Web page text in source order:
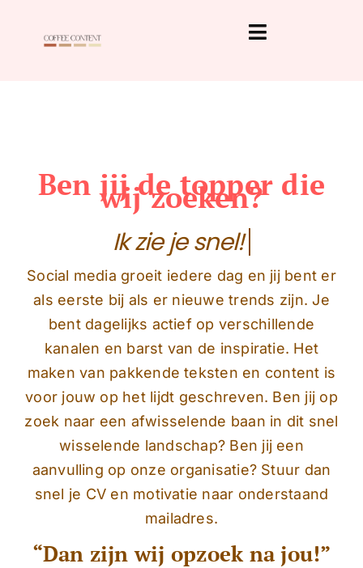
Toggle
Ben jij de topper die
wij zoeken?
Social media groeit iedere dag en jij bent er
als eerste bij als er nieuwe trends zijn. Je
bent dagelijks actief op verschillende
kanalen en barst van de inspiratie. Het
maken van pakkende teksten en content is
voor jouw op het lijdt geschreven. Ben jij op
zoek naar een afwisselende baan in dit snel
wisselende landschap? Ben jij een
aanvulling op onze organisatie? Stuur dan
snel je CV en motivatie naar onderstaand
mailadres.
“Dan zijn wij opzoek na jou!”